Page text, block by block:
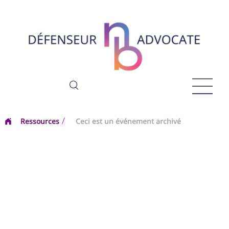
Ressources Ceci est un événement archivé